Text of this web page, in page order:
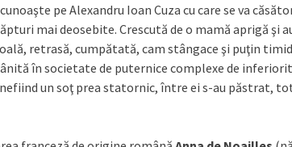
pe Alexandru Ioan Cuza cu care se va
mai deosebite. Crescută de o mamă aprigă şi
retrasă, cumpătată, cam stângace şi puţin
în societate de puternice complexe de
un soţ prea statornic, între ei s-au păstrat,